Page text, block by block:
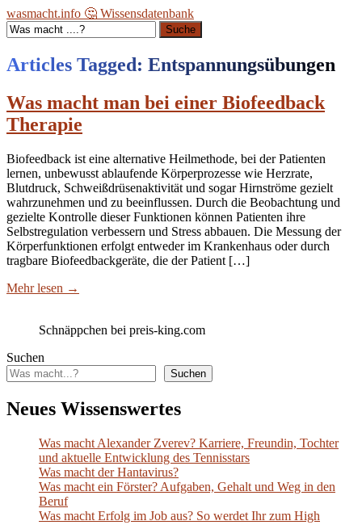
wasmacht.info 🤔 Wissensdatenbank
Suche
Articles Tagged: Entspannungsübungen
Was macht man bei einer Biofeedback
Therapie
Biofeedback ist eine alternative Heilmethode, bei der Patienten
lernen, unbewusst ablaufende Körperprozesse wie Herzrate,
Blutdruck, Schweißdrüsenaktivität und sogar Hirnströme gezielt
wahrzunehmen und zu beeinflussen. Durch die Beobachtung und
gezielte Kontrolle dieser Funktionen können Patienten ihre
Selbstregulation verbessern und Stress abbauen. Die Messung der
Körperfunktionen erfolgt entweder im Krankenhaus oder durch
tragbare Biofeedbackgeräte, die der Patient […]
Mehr lesen →
Schnäppchen bei preis-king.com
Suchen
Suchen
Neues Wissenswertes
Was macht Alexander Zverev? Karriere, Freundin, Tochter
und aktuelle Entwicklung des Tennisstars
Was macht der Hantavirus?
Was macht ein Förster? Aufgaben, Gehalt und Weg in den
Beruf
Was macht Erfolg im Job aus? So werdet Ihr zum High